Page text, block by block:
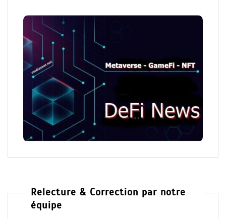
Relecture & Correction par notre
équipe